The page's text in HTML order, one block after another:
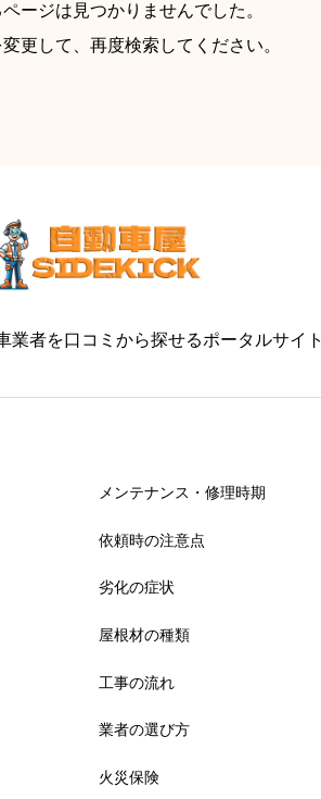
ージは見つかりませんでした。
更して、再度検索してください。
業者を口コミから探せるポータルサイト
メンテナンス・修理時期
依頼時の注意点
劣化の症状
屋根材の種類
工事の流れ
業者の選び方
火災保険